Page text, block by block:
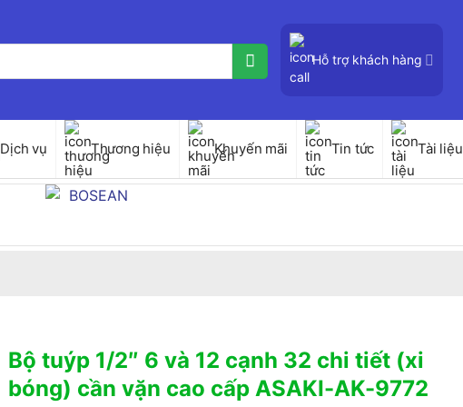
Hỗ trợ khách hàng
Dịch vụ Thương hiệu Khuyến mãi Tin tức Tài liệu
Bộ tuýp 1/2″ 6 và 12 cạnh 32 chi tiết (xi
bóng) cần vặn cao cấp ASAKI-AK-9772